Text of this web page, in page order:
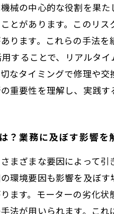
械の中心的な役割を果
とがあります。このリ
ります。これらの手法
用することで、リアルタ
なタイミングで修理や
重要性を理解し、実践
？業務に及ぼす影響を
まざまな要因によって
環境要因も影響を及ぼ
ます。モーターの劣化
法が用いられます。こ